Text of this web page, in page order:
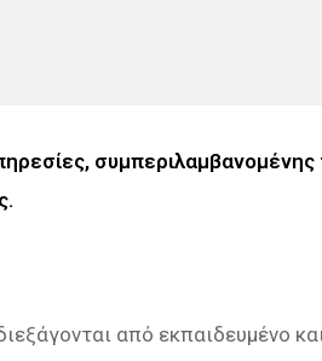
συμπεριλαμβανομένης
από εκπαιδευμένο